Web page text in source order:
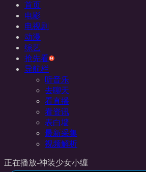
首页
电影
电视剧
动漫
综艺
抢先看
导航栏
听音乐
去聊天
看直播
看资讯
表白墙
最新采集
视频解析
正在播放-神装少女小缠